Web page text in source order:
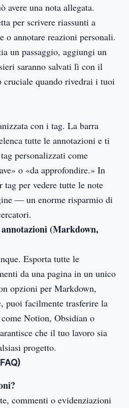
avere una nota allegata.
per scrivere riassunti a
o annotare reazioni personali.
un passaggio, aggiungi un
saranno salvati lì con il
cruciale quando rivedrai i tuoi
con i tag. La barra
tutte le annotazioni e ti
personalizzati come
o «da approfondire.» In
per vedere tutte le note
— un enorme risparmio di
(Markdown,
Esporta tutte le
da una pagina in un unico
opzioni per Markdown,
puoi facilmente trasferire la
Notion, Obsidian o
che il tuo lavoro sia
progetto.
commenti o evidenziazioni